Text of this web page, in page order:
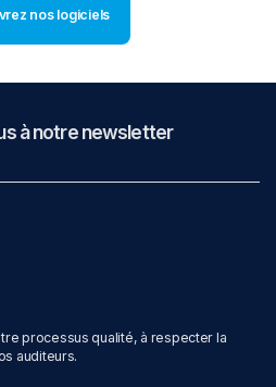
nos logiciels
à notre newsletter
processus qualité, à respecter la
auditeurs.